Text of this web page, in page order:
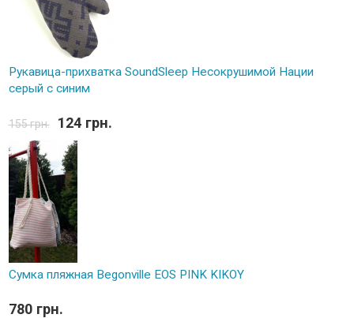
Рукавица-прихватка SoundSleep Несокрушимой Нации
серый с синим
155 грн. 124 грн.
Сумка пляжная Begonville EOS PINK KIKOY
780 грн.